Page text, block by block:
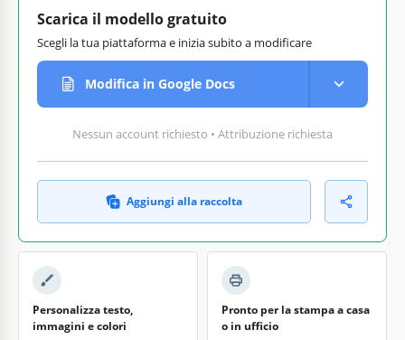
Scarica il modello gratuito
Scegli la tua piattaforma e inizia subito a modificare
Modifica in Google Docs
Nessun account richiesto • Attribuzione richiesta
Aggiungi alla raccolta
Personalizza testo,
immagini e colori
Pronto per la stampa a casa
o in ufficio